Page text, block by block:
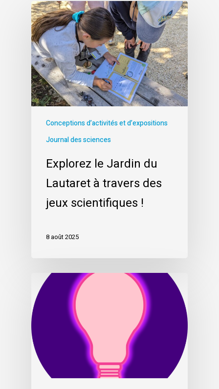
Conceptions d’activités et d’expositions
Journal des sciences
Explorez le Jardin du
Lautaret à travers des
jeux scientifiques !
8 août 2025